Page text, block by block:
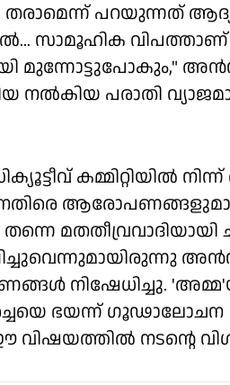
തരാമെന്ന് പറയുന്നത്
സാമൂഹിക വിപത്താണ്
മുന്നോട്ടുപോകും,"
നൽകിയ പരാതി
കമ്മിറ്റിയിൽ നിന്ന്
മതതീവ്രവാദിയായി
നിഷേധിച്ചു.
ഭയന്ന് ഗൂഢാലോചന
നടന്റെ